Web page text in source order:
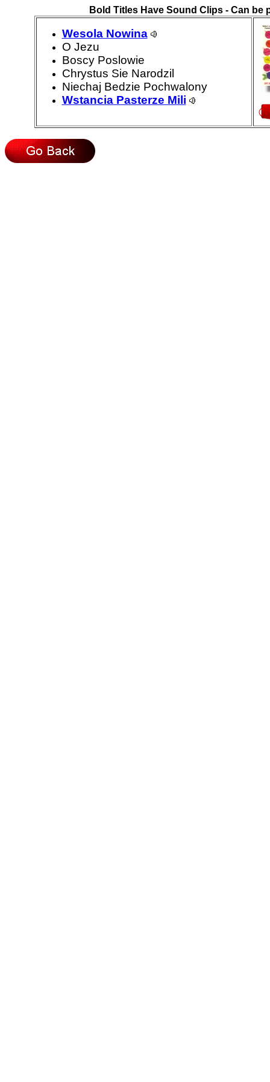
Bold Titles Have Sound Clips - Can
Wesola Nowina
O Jezu
Boscy Poslowie
Chrystus Sie Narodzil
Niechaj Bedzie Pochwalony
Wstancia Pasterze Mili